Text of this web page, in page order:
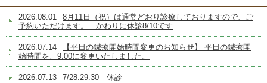
2026.08.01
8月11日（祝）は通常どおり診療しておりますので、ご
予約いただけます。 かわりに休診8/10です
2026.07.14
【平日の鍼療開始時間変更のお知らせ】 平日の鍼療開
始時間を、9:00に変更いたしました。
2026.07.13 7/28.29.30 休診